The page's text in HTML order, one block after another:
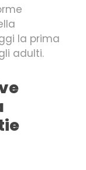
la prima
adulti.